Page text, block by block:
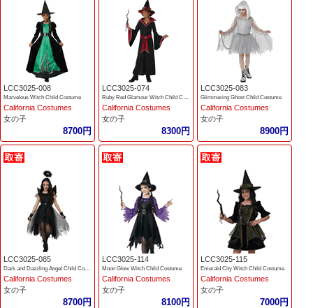
LCC3025-008
Marvelous Witch Child Costume
California Costumes
女の子
8700円
LCC3025-074
Ruby Red Glamour Witch Child Costume
California Costumes
女の子
8300円
LCC3025-083
Glimmering Ghost Child Costume
California Costumes
女の子
8900円
LCC3025-085
California Costumes
女の子
8700円
LCC3025-114
Moon Glow Witch Child Costume
California Costumes
女の子
8100円
LCC3025-115
Emerald City Witch Child Costume
California Costumes
女の子
7000円